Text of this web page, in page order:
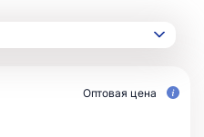
Оптовая цена